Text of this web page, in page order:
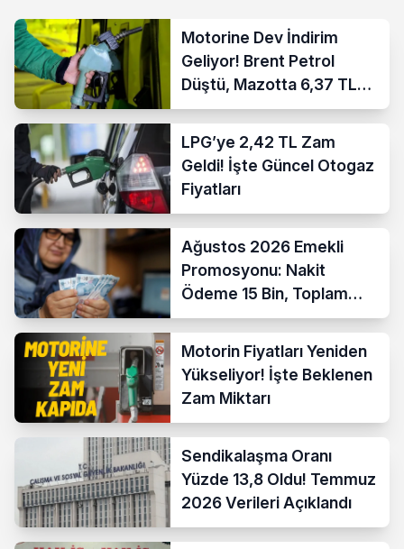
Motorine Dev İndirim
Geliyor! Brent Petrol
Düştü, Mazotta 6,37 TL
İndirim Bekleniyor
LPG’ye 2,42 TL Zam
Geldi! İşte Güncel Otogaz
Fiyatları
Ağustos 2026 Emekli
Promosyonu: Nakit
Ödeme 15 Bin, Toplam
Fırsat 35 Bin TL’ye Çıktı
Motorin Fiyatları Yeniden
Yükseliyor! İşte Beklenen
Zam Miktarı
Sendikalaşma Oranı
Yüzde 13,8 Oldu! Temmuz
2026 Verileri Açıklandı